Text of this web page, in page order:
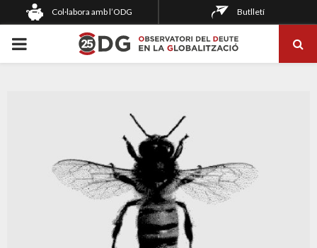
Col·labora amb l’ODG Butlletí
PRIMARY